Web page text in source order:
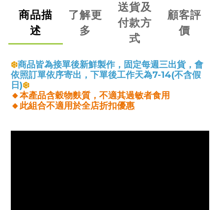
商品描
述
了解更
多
送貨及
付款方
式
顧客評
價
❄️商品皆為接單後新鮮製作， 固定每週三出貨，會
依照訂單依序寄出，下單後工作天為7-14(不含假
日)❄️
🔸本產品含穀物麩質，不適其過敏者食用
🔸此組合不適用於全店折扣優惠